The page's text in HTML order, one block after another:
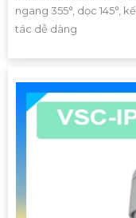
ngang 355°, dọc 145°,
tác dễ dàng